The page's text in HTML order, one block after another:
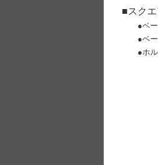
■スク
●ベー
●ベー
●ホル